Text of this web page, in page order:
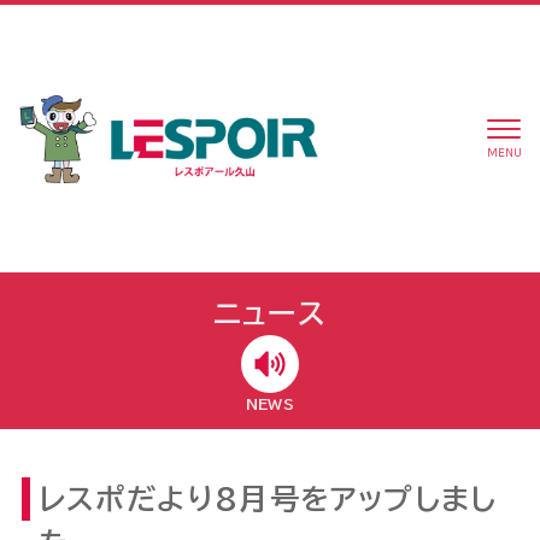
MENU
ニュース
NEWS
レスポだより8月号をアップしまし